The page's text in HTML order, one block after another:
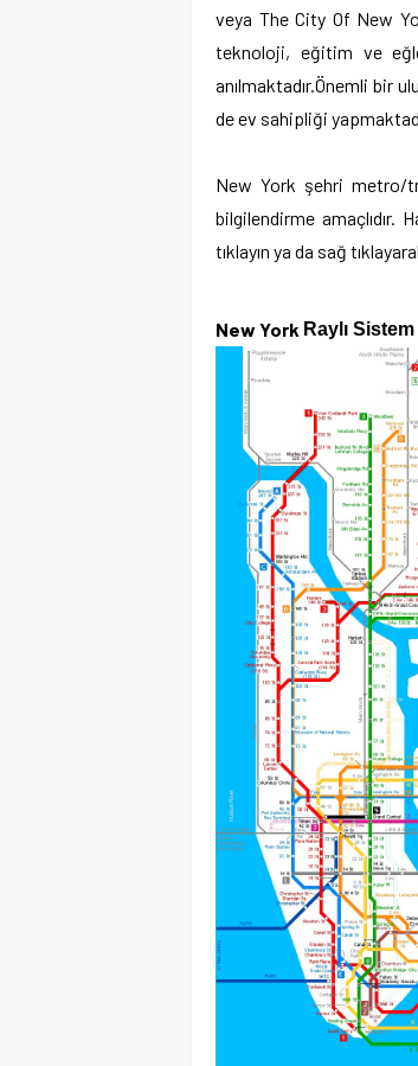
veya The City Of New
teknoloji, eğitim ve
anılmaktadır.Önemli bir
de ev sahipliği
New York şehri metro/
bilgilendirme amaçlıdır.
tıklayın ya da sağ
New York Raylı